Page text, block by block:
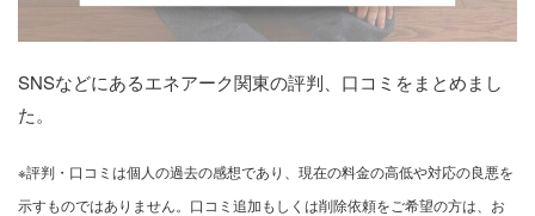
SNSなどにあるエネアーク関東の評判、口コミをまとめまし
た。
※評判・口コミは個人の過去の感想であり、現在の料金の高低や対応の良悪を
示すものではありません。口コミ追加もしくは削除依頼をご希望の方は、お